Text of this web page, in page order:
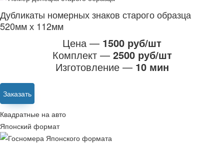
Дубликаты номерных знаков старого образца
520мм х 112мм
Цена — 1500 руб/шт
Комплект — 2500 руб/шт
Изготовление — 10 мин
Заказать
Квадратные на авто
Японский формат